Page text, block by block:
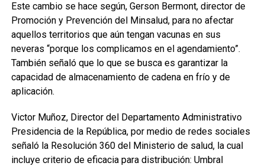
Este cambio se hace según, Gerson Bermont, director de
Promoción y Prevención del Minsalud, para no afectar
aquellos territorios que aún tengan vacunas en sus
neveras “porque los complicamos en el agendamiento”.
También señaló que lo que se busca es garantizar la
capacidad de almacenamiento de cadena en frío y de
aplicación.
Victor Muñoz, Director del Departamento Administrativo
Presidencia de la República, por medio de redes sociales
señaló la Resolución 360 del Ministerio de salud, la cual
incluye criterio de eficacia para distribución: Umbral